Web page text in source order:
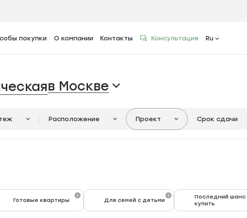
покупки О компании Контакты Консультация Ru
в Москве
Расположение Проект Срок сдачи
Готовые квартиры Для семей с детьми
Последний шанс
купить